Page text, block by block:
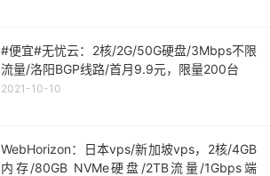
#便宜#无忧云：2核/2G/50G硬盘/3Mbps不限
流量/洛阳BGP线路/首月9.9元，限量200台
2021-10-10
WebHorizon：日本vps/新加坡vps，2核/4GB
内存/80GB NVMe硬盘/2TB流量/1Gbps端